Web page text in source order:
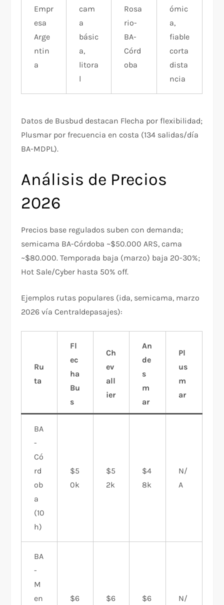
Empr
esa
Arge
ntin
a
cam
a
básic
a,
litora
l
Rosa
rio-
BA-
Córd
oba
ómic
a,
fiable
corta
dista
ncia​
Datos de Busbud destacan Flecha por flexibilidad;
Plusmar por frecuencia en costa (134 salidas/día
BA-MDPL).
Análisis de Precios
2026
Precios base regulados suben con demanda;
semicama BA-Córdoba ~$50.000 ARS, cama
~$80.000. Temporada baja (marzo) baja 20-30%;
Hot Sale/Cyber hasta 50% off.
Ejemplos rutas populares (ida, semicama, marzo
2026 vía Centraldepasajes):
Ru
ta
Fl
ec
ha
Bu
s
Ch
ev
all
ier
An
de
s
m
ar
Pl
us
m
ar
BA
-
Có
rd
ob
a
(10
h)
$5
0k
$5
2k
$4
8k
N/
A
BA
-
M
en
$6
$6
$6
N/